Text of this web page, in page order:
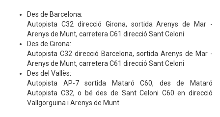
Des de Barcelona:
Autopista C32 direcció Girona, sortida Arenys de Mar -
Arenys de Munt, carretera C61 direcció Sant Celoni
Des de Girona:
Autopista C32 direcció Barcelona, sortida Arenys de Mar -
Arenys de Munt, carretera C61 direcció Sant Celoni
Des del Vallès:
Autopista AP-7 sortida Mataró C60, des de Mataró
Autopista C32, o bé des de Sant Celoni C60 en direcció
Vallgorguina i Arenys de Munt